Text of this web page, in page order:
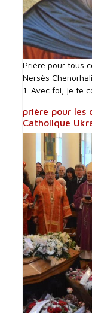
Prière pour tous
Nersès
1. Avec foi, je te
prière pour les
Catholique